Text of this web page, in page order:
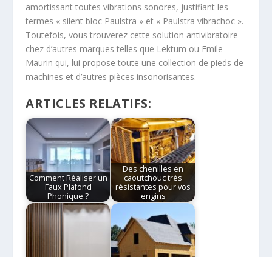
amortissant toutes vibrations sonores, justifiant les
termes « silent bloc Paulstra » et « Paulstra vibrachoc ».
Toutefois, vous trouverez cette solution antivibratoire
chez d’autres marques telles que Lektum ou Emile
Maurin qui, lui propose toute une collection de pieds de
machines et d’autres pièces insonorisantes.
ARTICLES RELATIFS:
Comment Réaliser un
Faux Plafond
Phonique ?
Des chenilles en
caoutchouc très
résistantes pour vos
engins